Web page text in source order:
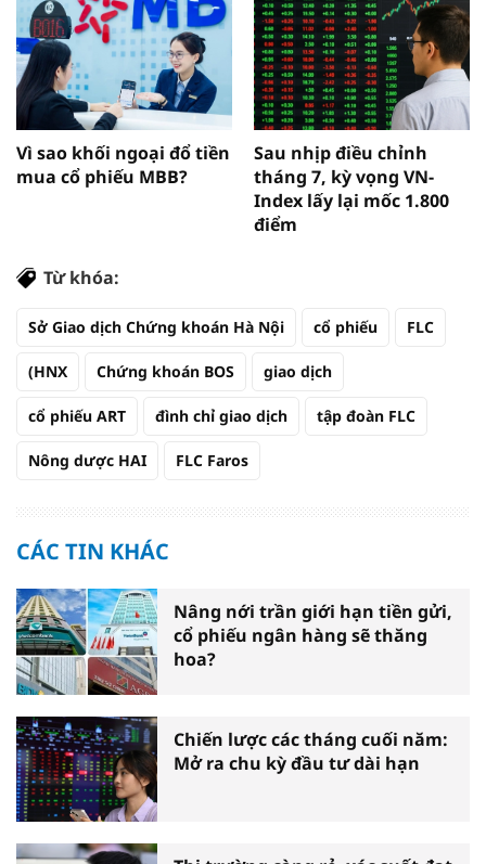
Vì sao khối ngoại đổ tiền
mua cổ phiếu MBB?
Sau nhịp điều chỉnh
tháng 7, kỳ vọng VN-
Index lấy lại mốc 1.800
điểm
Từ khóa:
Sở Giao dịch Chứng khoán Hà Nội cổ phiếu FLC
(HNX Chứng khoán BOS giao dịch
cổ phiếu ART đình chỉ giao dịch tập đoàn FLC
Nông dược HAI FLC Faros
CÁC TIN KHÁC
Nâng nới trần giới hạn tiền gửi,
cổ phiếu ngân hàng sẽ thăng
hoa?
Chiến lược các tháng cuối năm:
Mở ra chu kỳ đầu tư dài hạn